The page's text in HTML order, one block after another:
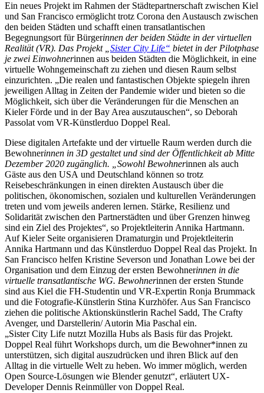
Ein neues Projekt im Rahmen der Städtepartnerschaft zwischen Kiel
und San Francisco ermöglicht trotz Corona den Austausch zwischen
den beiden Städten und schafft einen transatlantischen
Begegnungsort für Bürgerinnen der beiden Städte in der virtuellen
Realität (VR). Das Projekt „ Sister City Life“ bietet in der Pilotphase
je zwei Einwohnerinnen aus beiden Städten die Möglichkeit, in eine
virtuelle Wohngemeinschaft zu ziehen und diesen Raum selbst
einzurichten. „Die realen und fantastischen Objekte spiegeln ihren
jeweiligen Alltag in Zeiten der Pandemie wider und bieten so die
Möglichkeit, sich über die Veränderungen für die Menschen an
Kieler Förde und in der Bay Area auszutauschen“, so Deborah
Passolat vom VR-Künstlerduo Doppel Real.
Diese digitalen Artefakte und der virtuelle Raum werden durch die
Bewohnerinnen in 3D gestaltet und sind der Öffentlichkeit ab Mitte
Dezember 2020 zugänglich. „Sowohl Bewohnerinnen als auch
Gäste aus den USA und Deutschland können so trotz
Reisebeschränkungen in einen direkten Austausch über die
politischen, ökonomischen, sozialen und kulturellen Veränderungen
treten und vom jeweils anderen lernen. Stärke, Resilienz und
Solidarität zwischen den Partnerstädten und über Grenzen hinweg
sind ein Ziel des Projektes“, so Projektleiterin Annika Hartmann.
Auf Kieler Seite organisieren Dramaturgin und Projektleiterin
Annika Hartmann und das Künstlerduo Doppel Real das Projekt. In
San Francisco helfen Kristine Severson und Jonathan Lowe bei der
Organisation und dem Einzug der ersten Bewohnerinnen in die
virtuelle transatlantische WG. Bewohnerinnen der ersten Stunde
sind aus Kiel die FH-Studentin und VR-Expertin Ronja Brummack
und die Fotografie-Künstlerin Stina Kurzhöfer. Aus San Francisco
ziehen die politische Aktionskünstlerin Rachel Sadd, The Crafty
Avenger, und Darstellerin/ Autorin Mia Paschal ein.
„Sister City Life nutzt Mozilla Hubs als Basis für das Projekt.
Doppel Real führt Workshops durch, um die Bewohner*innen zu
unterstützen, sich digital auszudrücken und ihren Blick auf den
Alltag in die virtuelle Welt zu heben. Wo immer möglich, werden
Open Source-Lösungen wie Blender genutzt“, erläutert UX-
Developer Dennis Reinmüller von Doppel Real.